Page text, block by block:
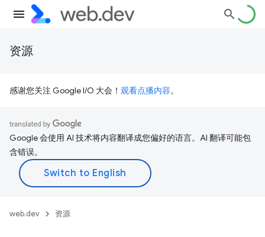
资源
感谢您关注 Google I/O 大会！ 观看点播内容。
Google 会使用 AI 技术将内容翻译成您偏好的语言。AI 翻译可能包
含错误。
web.dev 资源